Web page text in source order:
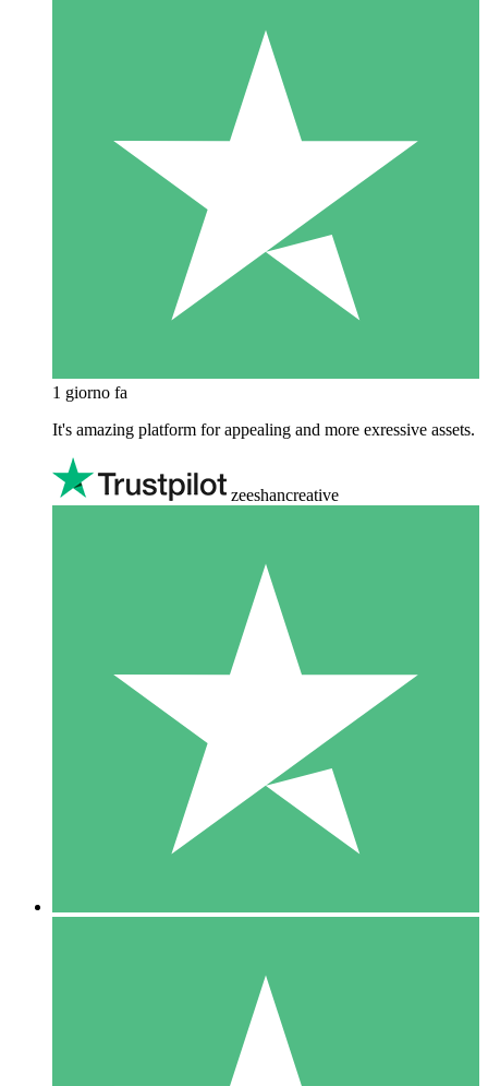
1 giorno fa
It's amazing platform for appealing and more exressive assets.
zeeshancreative